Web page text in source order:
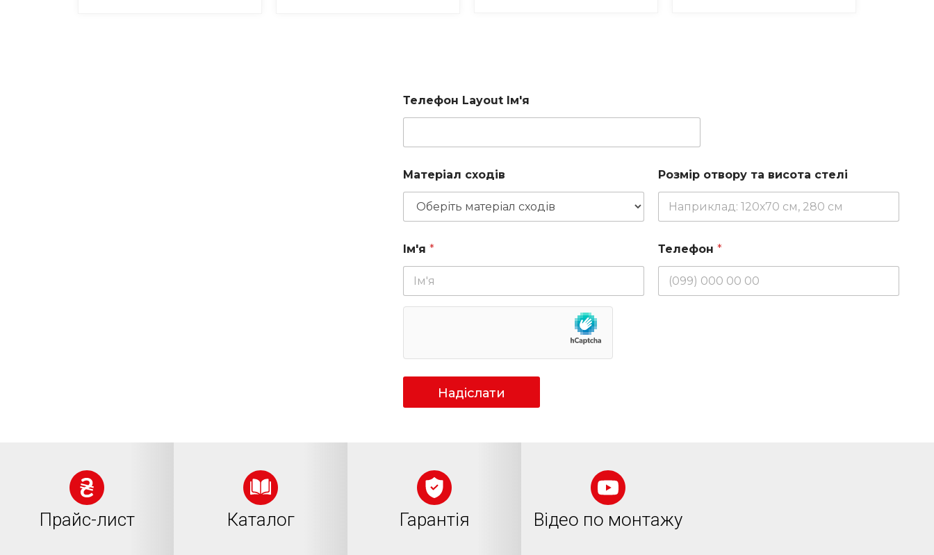
Телефон Layout Ім'я
Матеріал сходів Розмір отвору та висота стелі
Ім'я * Телефон *
Надіслати
Прайс-лист Каталог Гарантія Відео по монтажу